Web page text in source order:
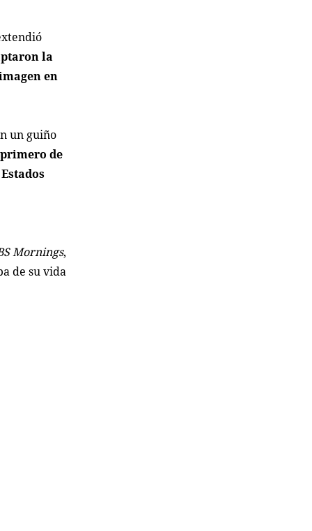
la
en
un guiño
de
Mornings,
de su vida